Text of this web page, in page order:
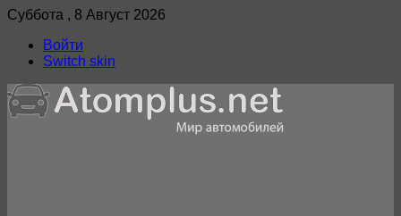
Суббота , 8 Август 2026
Войти
Switch skin